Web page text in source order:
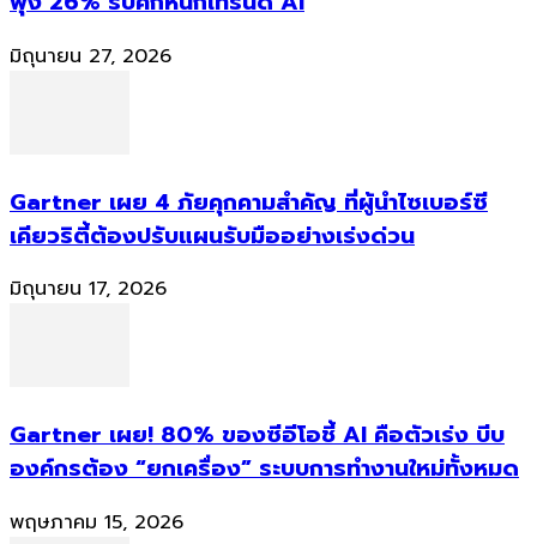
มิถุนายน 27, 2026
Gartner เผย 4 ภัยคุกคามสำคัญ ที่ผู้นำไซเบอร์ซี
เคียวริตี้ต้องปรับแผนรับมืออย่างเร่งด่วน
มิถุนายน 17, 2026
Gartner เผย! 80% ของซีอีโอชี้ AI คือตัวเร่ง บีบ
องค์กรต้อง “ยกเครื่อง” ระบบการทำงานใหม่ทั้งหมด
พฤษภาคม 15, 2026